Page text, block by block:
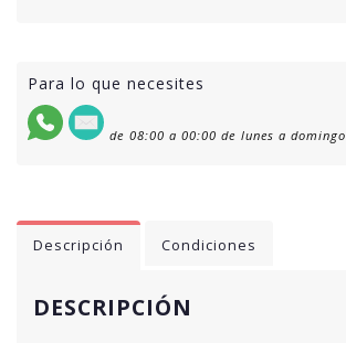
Para lo que necesites
de 08:00 a 00:00 de lunes a domingo
Descripción Condiciones
DESCRIPCIÓN